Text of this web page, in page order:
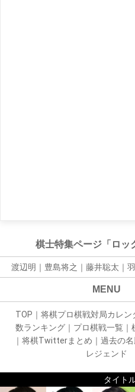
棋士特集ページ「ロッ
渡辺明｜ 豊島将之 ｜ 藤井聡太 ｜
MENU
TOP ｜ 将棋プロ棋戦対局カレン
数ランキング ｜ プロ棋戦一覧 ｜
｜ 将棋Twitterまとめ ｜ 過去の
レジェンド
タイト